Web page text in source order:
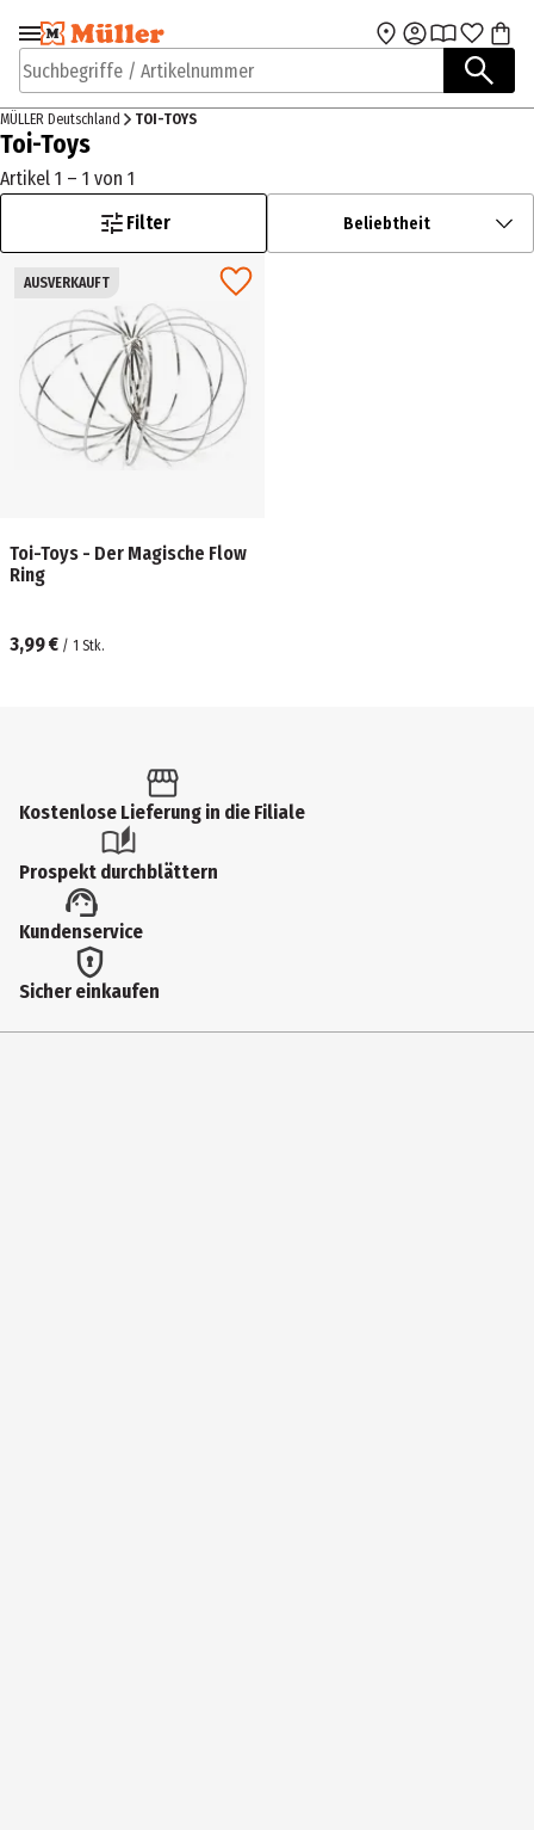
Zur Navigation
springen
Zum Hauptinhalt
Suchbegriffe / Artikelnummer
MÜLLER Deutschland TOI-TOYS
Toi-Toys
Artikel 1 – 1 von 1
Filter
Beliebtheit
AUSVERKAUFT
Toi-Toys - Der Magische Flow
Ring
3,99 € / 1 Stk.
Kostenlose Lieferung in die Filiale
Prospekt durchblättern
Kundenservice
Sicher einkaufen